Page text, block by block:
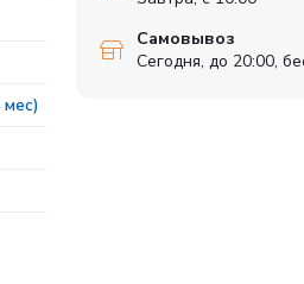
Самовывоз
Сегодня, до 20:00,